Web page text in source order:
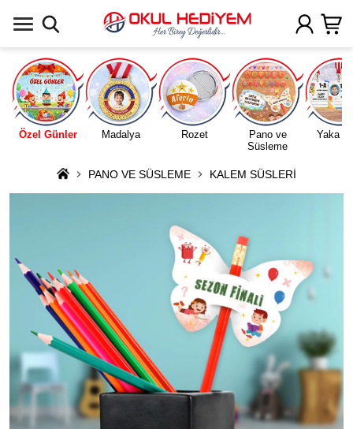
Özel Günler Madalya Rozet
Pano ve
Süsleme
Yaka
PANO VE SÜSLEME KALEM SÜSLERİ
Uygulamada Aç